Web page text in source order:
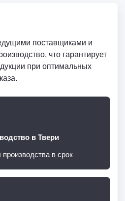
поставщиками и
что гарантирует
при оптимальных
в Твери
в срок